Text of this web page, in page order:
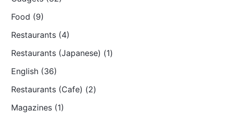
Food (9)
Restaurants (4)
Restaurants (Japanese) (1)
English (36)
Restaurants (Cafe) (2)
Magazines (1)